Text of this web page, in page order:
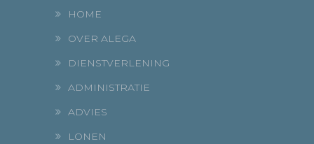
HOME
OVER ALEGA
DIENSTVERLENING
ADMINISTRATIE
ADVIES
LONEN